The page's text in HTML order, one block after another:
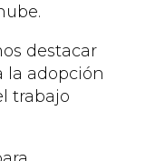
destacar
la adopción
trabajo